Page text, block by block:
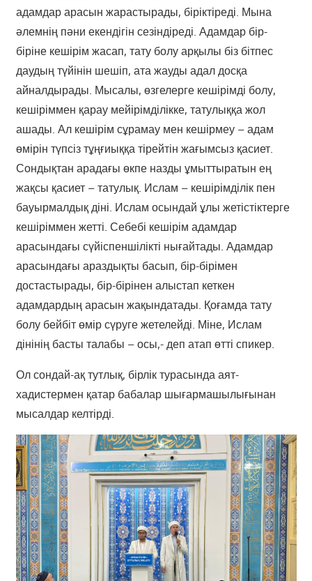
адамдар арасын жарастырады, біріктіреді. Мына
әлемнің пәни екендігін сезіндіреді. Адамдар бір-
біріне кешірім жасап, тату болу арқылы біз бітпес
даудың түйінін шешіп, ата жауды адал досқа
айналдырады. Мысалы, өзгелерге кешірімді болу,
кешіріммен қарау мейірімділікке, татулыққа жол
ашады. Ал кешірім сұрамау мен кешірмеу – адам
өмірін түпсіз тұңғиыққа тірейтін жағымсыз қасиет.
Сондықтан арадағы өкпе назды ұмыттыратын ең
жақсы қасиет – татулық. Ислам – кешірімділік пен
бауырмалдық діні. Ислам осындай ұлы жетістіктерге
кешіріммен жетті. Себебі кешірім адамдар
арасындағы сүйіспеншілікті нығайтады. Адамдар
арасындағы араздықты басып, бір-бірімен
достастырады, бір-бірінен алыстап кеткен
адамдардың арасын жақындатады. Қоғамда тату
болу бейбіт өмір сүруге жетелейді. Міне, Ислам
дінінің басты талабы – осы,- деп атап өтті спикер.
Ол сондай-ақ тутлық, бірлік турасында аят-
хадистермен қатар бабалар шығармашылығынан
мысалдар келтірді.